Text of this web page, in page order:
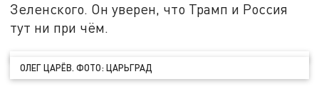
Зеленского. Он уверен, что Трамп и Россия
тут ни при чём.
ОЛЕГ ЦАРЁВ. ФОТО: ЦАРЬГРАД